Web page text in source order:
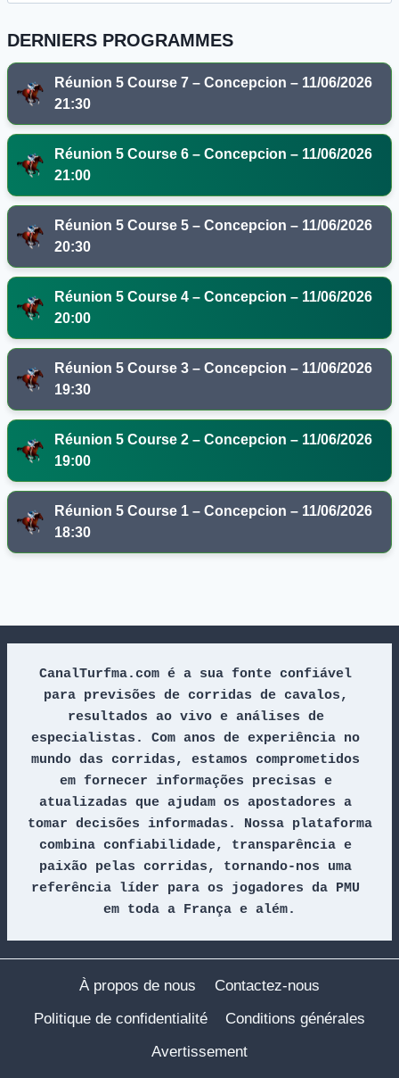
DERNIERS PROGRAMMES
Réunion 5 Course 7 – Concepcion – 11/06/2026
21:30
Réunion 5 Course 6 – Concepcion – 11/06/2026
21:00
Réunion 5 Course 5 – Concepcion – 11/06/2026
20:30
Réunion 5 Course 4 – Concepcion – 11/06/2026
20:00
Réunion 5 Course 3 – Concepcion – 11/06/2026
19:30
Réunion 5 Course 2 – Concepcion – 11/06/2026
19:00
Réunion 5 Course 1 – Concepcion – 11/06/2026
18:30
CanalTurfma.com é a sua fonte confiável
para previsões de corridas de cavalos,
resultados ao vivo e análises de
especialistas. Com anos de experiência no
mundo das corridas, estamos comprometidos
em fornecer informações precisas e
atualizadas que ajudam os apostadores a
tomar decisões informadas. Nossa plataforma
combina confiabilidade, transparência e
paixão pelas corridas, tornando-nos uma
referência líder para os jogadores da PMU
em toda a França e além.
À propos de nous
Contactez-nous
Politique de confidentialité
Conditions générales
Avertissement